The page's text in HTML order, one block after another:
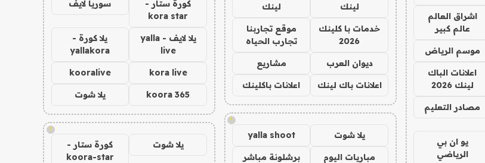
اشراق العالم
عالم كبير
موسم الرياض
اعلانات الباك
لينك 2026
مصادر التعليم
يو ان بي
الرياضي
لينك
لينك
خدمات با كلينك
2026
موقع تجاربنا
تجارب الحياه
ديوان العرب مشاريع
اعلانات باك لينك اعلانات باكلينك
!
يلا شوت yalla shoot
مباريات اليوم
برشلونة مباشر
كورة ستار -
kora star
سوريا لايف
يلا لايف - yalla
live
يلا كورة -
yallakora
kora live
kooralive
koora 365 يلا شوت
!
يلا شوت
كورة ستار -
koora-star